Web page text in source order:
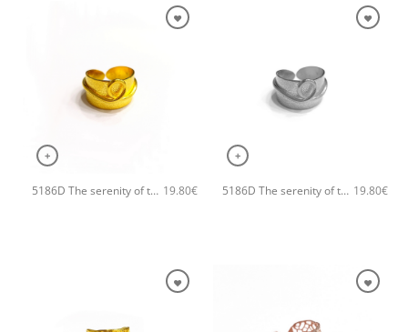
+
5186D The serenity of the sea χειροποίητο δαχτυλιδι Catherine bijoux Χρυσό 19.80€
+
5186D The serenity of the sea χειροποίητο δαχτυλιδι Catherine bijoux Ασημί 19.80€